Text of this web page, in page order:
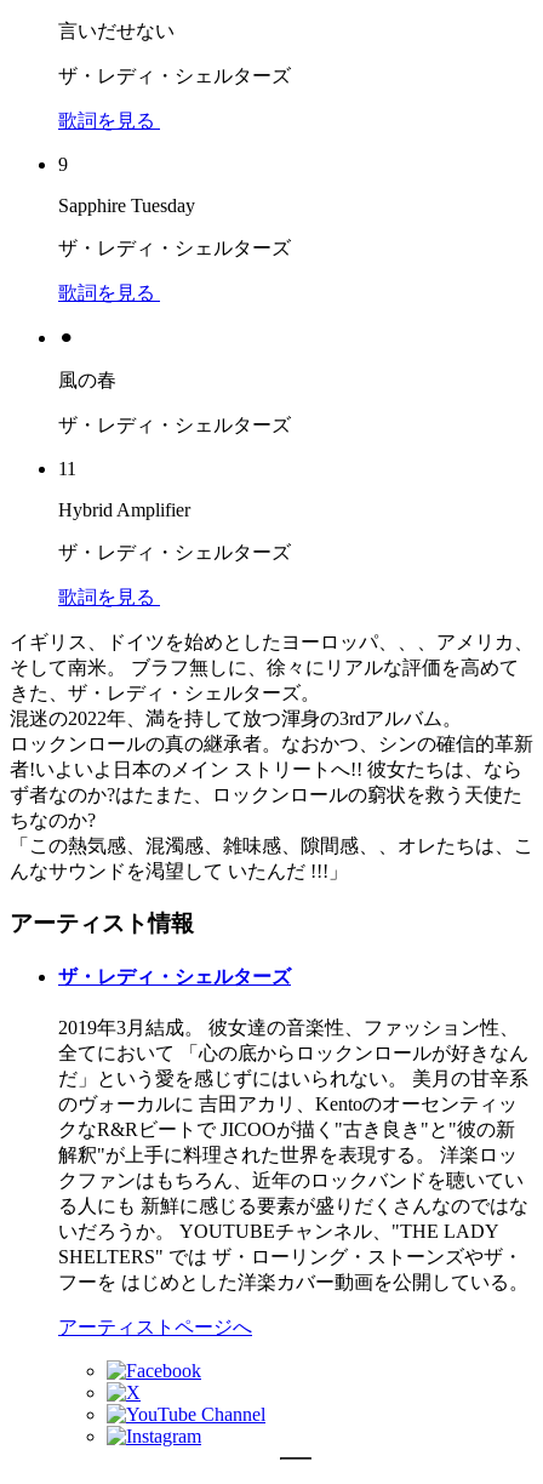
言いだせない
ザ・レディ・シェルターズ
歌詞を見る
9
Sapphire Tuesday
ザ・レディ・シェルターズ
歌詞を見る
⚫︎
風の春
ザ・レディ・シェルターズ
11
Hybrid Amplifier
ザ・レディ・シェルターズ
歌詞を見る
イギリス、ドイツを始めとしたヨーロッパ、、、アメリカ、
そして南米。 ブラフ無しに、徐々にリアルな評価を高めて
きた、ザ・レディ・シェルターズ。
混迷の2022年、満を持して放つ渾身の3rdアルバム。
ロックンロールの真の継承者。なおかつ、シンの確信的革新
者!いよいよ日本のメイン ストリートへ!! 彼女たちは、なら
ず者なのか?はたまた、ロックンロールの窮状を救う天使た
ちなのか?
「この熱気感、混濁感、雑味感、隙間感、、オレたちは、こ
んなサウンドを渇望して いたんだ !!!」
アーティスト情報
ザ・レディ・シェルターズ
2019年3月結成。 彼女達の音楽性、ファッション性、
全てにおいて 「心の底からロックンロールが好きなん
だ」という愛を感じずにはいられない。 美月の甘辛系
のヴォーカルに 吉田アカリ、Kentoのオーセンティッ
クなR&Rビートで JICOOが描く"古き良き"と"彼の新
解釈"が上手に料理された世界を表現する。 洋楽ロッ
クファンはもちろん、近年のロックバンドを聴いてい
る人にも 新鮮に感じる要素が盛りだくさんなのではな
いだろうか。 YOUTUBEチャンネル、"THE LADY
SHELTERS" では ザ・ローリング・ストーンズやザ・
フーを はじめとした洋楽カバー動画を公開している。
アーティストページへ